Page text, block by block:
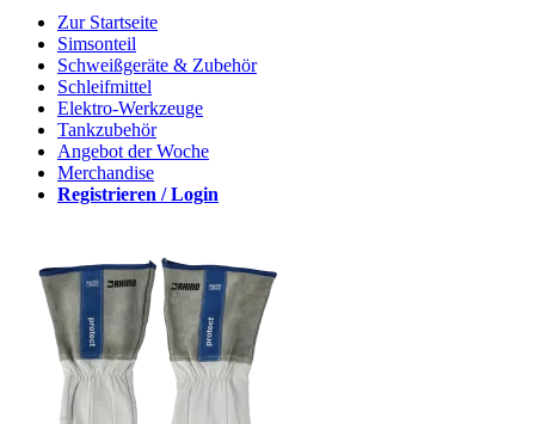
Zur Startseite
Simsonteil
Schweißgeräte & Zubehör
Schleifmittel
Elektro-Werkzeuge
Tankzubehör
Angebot der Woche
Merchandise
Registrieren / Login